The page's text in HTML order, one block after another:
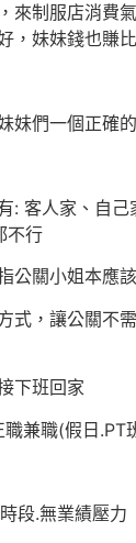
來制服店消費
，妹妹錢也賺
妹們一個正確
: 客人家、自己
不行
公關小姐本應
式，讓公關不
下班回家
兼職(假日.PT
段.無業績壓力